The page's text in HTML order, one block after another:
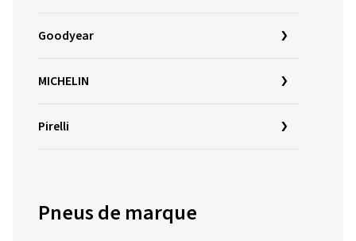
Goodyear
MICHELIN
Pirelli
Pneus de marque